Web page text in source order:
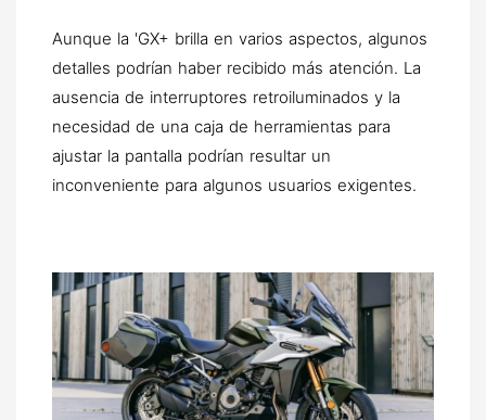
Aunque la 'GX+ brilla en varios aspectos, algunos
detalles podrían haber recibido más atención. La
ausencia de interruptores retroiluminados y la
necesidad de una caja de herramientas para
ajustar la pantalla podrían resultar un
inconveniente para algunos usuarios exigentes.